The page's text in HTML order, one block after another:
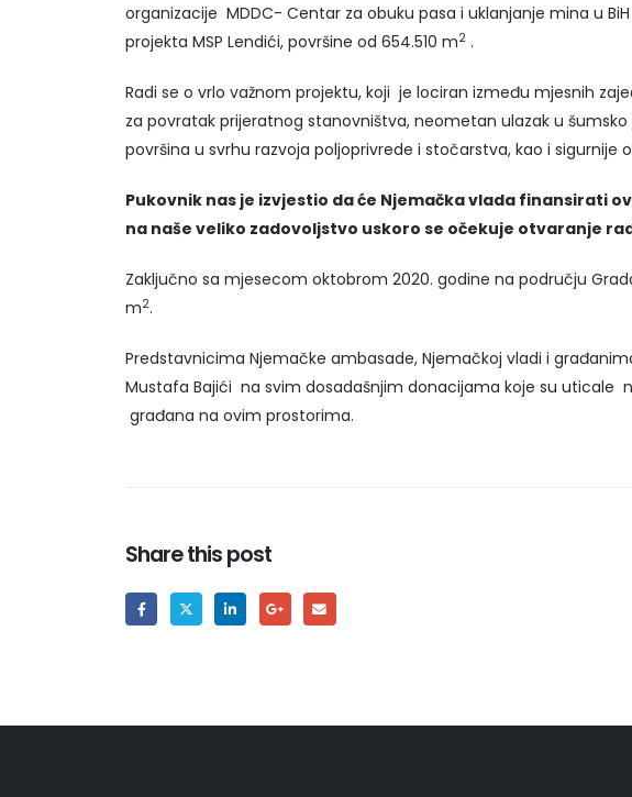
organizacije MDDC- Centar za obuku pasa i uklanjanje mina u
projekta MSP Lendići, površine od 654.510 m2 .
Radi se o vrlo važnom projektu, koji je lociran između mjesnih
za povratak prijeratnog stanovništva, neometan ulazak u
površina u svrhu razvoja poljoprivrede i stočarstva, kao i sigurnije
Pukovnik nas je izvjestio da će Njemačka vlada finansirati
na naše veliko zadovoljstvo uskoro se očekuje otvaranje
Zaključno sa mjesecom oktobrom 2020. godine na području
m2.
Predstavnicima Njemačke ambasade, Njemačkoj vladi i
Mustafa Bajići na svim dosadašnjim donacijama koje su uticale
građana na ovim prostorima.
Share this post